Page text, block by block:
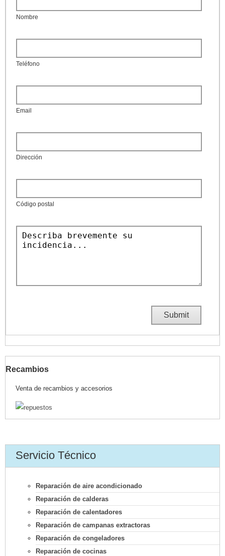
Nombre
Teléfono
Email
Dirección
Código postal
Recambios
Venta de recambios y accesorios
Servicio Técnico
Reparación de aire acondicionado
Reparación de calderas
Reparación de calentadores
Reparación de campanas extractoras
Reparación de congeladores
Reparación de cocinas